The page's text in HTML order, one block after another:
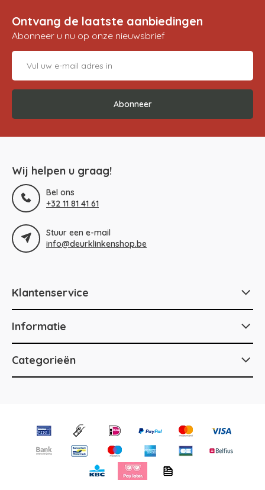
Ontvang de laatste aanbiedingen
Abonneer u nu op onze nieuwsbrief
Abonneer
Wij helpen u graag!
Bel ons
+32 11 81 41 61
Stuur een e-mail
info@deurklinkenshop.be
Klantenservice
Informatie
Categorieën